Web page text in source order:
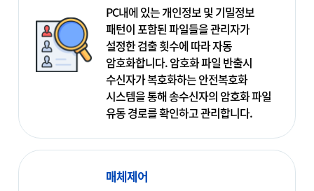
PC내에 있는 개인정보 및 기밀정보
패턴이 포함된 파일들을 관리자가
설정한 검출 횟수에 따라 자동
암호화합니다. 암호화 파일 반출시
수신자가 복호화하는 안전복호화
시스템을 통해 송수신자의 암호화 파일
유동 경로를 확인하고 관리합니다.
매체제어